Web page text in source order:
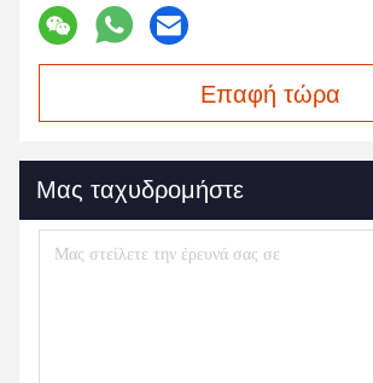
Επαφή τώρα
Μας ταχυδρομήστε